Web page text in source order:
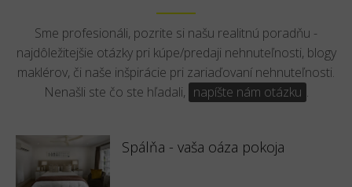
Sme profesionáli, pozrite si našu realitnú poradňu -
najdôležitejšie otázky pri kúpe/predaji nehnuteľnosti, blogy
maklérov, či naše inšpirácie pri zariaďovaní nehnuteľnosti.
Nenašli ste čo ste hľadali, napíšte nám otázku .
Spálňa - vaša oáza pokoja